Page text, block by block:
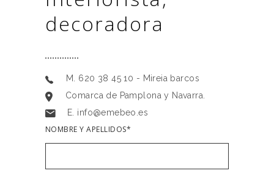
decoradora
M. 620 38 45 10 - Mireia barcos
Comarca de Pamplona y Navarra.
E. info@emebeo.es
NOMBRE Y APELLIDOS*